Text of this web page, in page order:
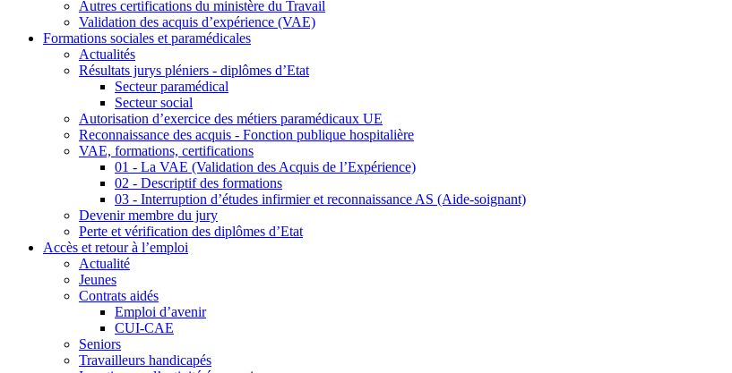
Autres certifications du ministère du Travail
Validation des acquis d’expérience (VAE)
Formations sociales et paramédicales
Actualités
Résultats jurys pléniers - diplômes d’Etat
Secteur paramédical
Secteur social
Autorisation d’exercice des métiers paramédicaux UE
Reconnaissance des acquis - Fonction publique hospitalière
VAE, formations, certifications
01 - La VAE (Validation des Acquis de l’Expérience)
02 - Descriptif des formations
03 - Interruption d’études infirmier et reconnaissance AS (Aide-soignant)
Devenir membre du jury
Perte et vérification des diplômes d’Etat
Accès et retour à l’emploi
Actualité
Jeunes
Contrats aidés
Emploi d’avenir
CUI-CAE
Seniors
Travailleurs handicapés